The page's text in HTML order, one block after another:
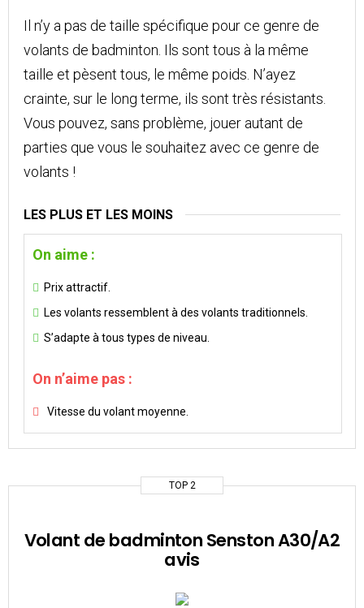
Il n’y a pas de taille spécifique pour ce genre de
volants de badminton. Ils sont tous à la même
taille et pèsent tous, le même poids. N’ayez
crainte, sur le long terme, ils sont très résistants.
Vous pouvez, sans problème, jouer autant de
parties que vous le souhaitez avec ce genre de
volants !
LES PLUS ET LES MOINS
On aime :
Prix attractif.
Les volants ressemblent à des volants traditionnels.
S’adapte à tous types de niveau.
On n’aime pas :
Vitesse du volant moyenne.
TOP 2
Volant de badminton Senston A30/A2
avis